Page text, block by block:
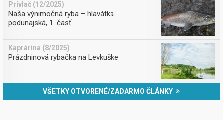
Prívlač (12/2025)
Naša výnimočná ryba – hlavátka
podunajská, 1. časť
Kaprárina (8/2025)
Prázdninová rybačka na Levkuške
VŠETKY OTVORENÉ/ZADARMO ČLÁNKY